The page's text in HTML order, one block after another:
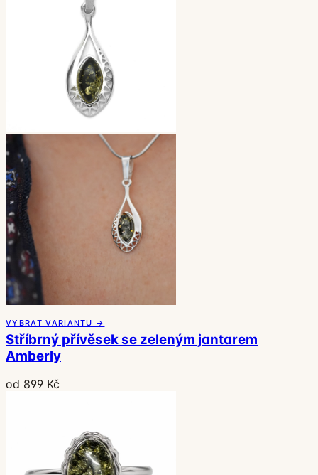
VYBRAT VARIANTU →
Stříbrný přívěsek se zeleným jantarem
Amberly
od 899 Kč